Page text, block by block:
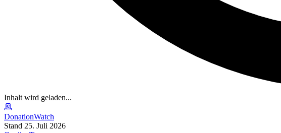
Inhalt wird geladen...
DonationWatch
Stand 25. Juli 2026